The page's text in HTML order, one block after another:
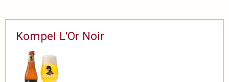
Kompel L'Or Noir